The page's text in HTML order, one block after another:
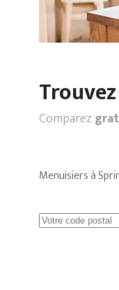
Comparez
Menuisiers à